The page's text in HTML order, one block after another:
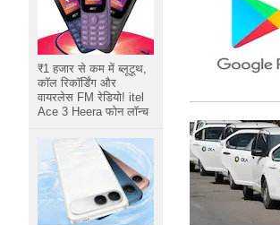
₹1 हजार से कम में ब्लूटूथ,
कॉल रिकॉर्डिंग और
वायरलेस FM रेडियो! itel
Ace 3 Heera फोन लॉन्च